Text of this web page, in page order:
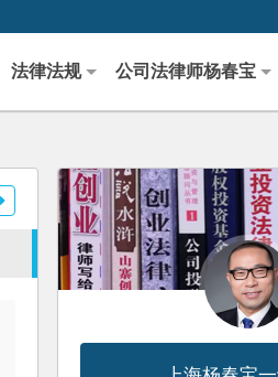
法律法规 公司法律师杨春宝